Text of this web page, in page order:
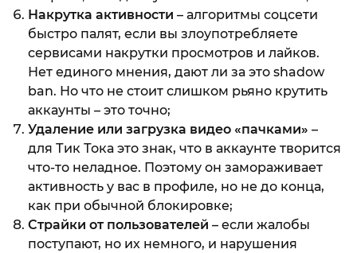
Накрутка активности – алгоритмы соцсети
быстро палят, если вы злоупотребляете
сервисами накрутки просмотров и лайков.
Нет единого мнения, дают ли за это shadow
ban. Но что не стоит слишком рьяно крутить
аккаунты – это точно;
Удаление или загрузка видео «пачками» –
для Тик Тока это знак, что в аккаунте творится
что-то неладное. Поэтому он замораживает
активность у вас в профиле, но не до конца,
как при обычной блокировке;
Страйки от пользователей – если жалобы
поступают, но их немного, и нарушения